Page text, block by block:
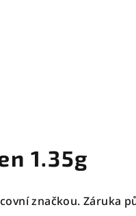
1.35g
značkou. Záruka